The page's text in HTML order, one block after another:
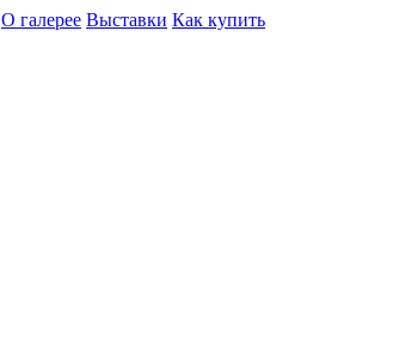
О галерее Выставки Как купить